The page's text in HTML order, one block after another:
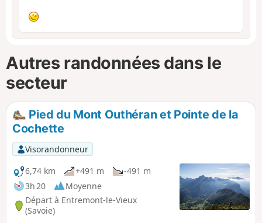
Autres randonnées dans le
secteur
Pied du Mont Outhéran et Pointe de la
Cochette
Visorandonneur
6,74 km
+491 m
-491 m
3h 20
Moyenne
Départ à Entremont-le-Vieux
(Savoie)